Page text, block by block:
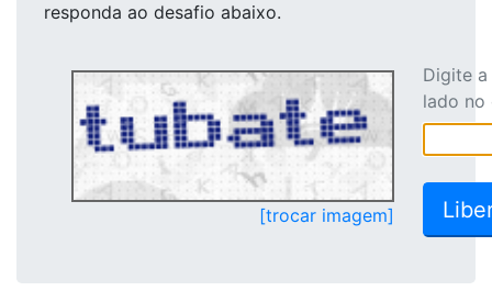
responda ao desafio abaixo.
[trocar imagem]
Digite
lado no